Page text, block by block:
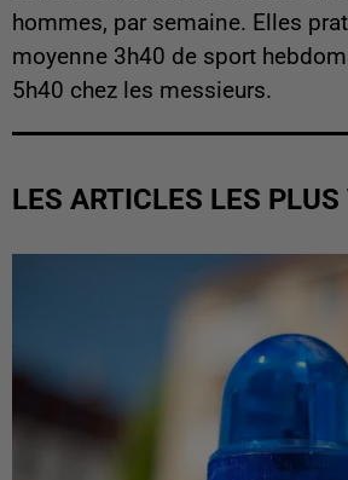
hommes, par semaine. Elles
moyenne 3h40 de sport
5h40 chez les messieurs.
LES ARTICLES LES PLUS